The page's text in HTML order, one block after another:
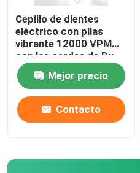
Cepillo de dientes
Cepillo de dientes
Sonic Electric Toothbrush
Cepillo de dientes
Cepillo de dientes
eléctrico con pilas
vibrante 12000 VPM
con las cerdas de Du
Pont
Mejor precio
Contacto